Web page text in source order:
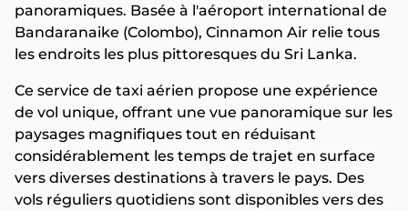
panoramiques. Basée à l'aéroport international de
Bandaranaike (Colombo), Cinnamon Air relie tous
les endroits les plus pittoresques du Sri Lanka.
Ce service de taxi aérien propose une expérience
de vol unique, offrant une vue panoramique sur les
paysages magnifiques tout en réduisant
considérablement les temps de trajet en surface
vers diverses destinations à travers le pays. Des
vols réguliers quotidiens sont disponibles vers des